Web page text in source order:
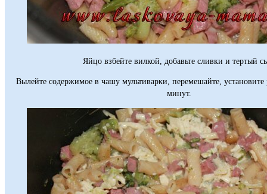
Яйцо взбейте вилкой, добавьте сливки и тертый
Вылейте содержимое в чашу мультиварки, перемешайте,
минут.